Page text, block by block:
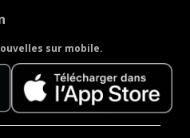
sur mobile.